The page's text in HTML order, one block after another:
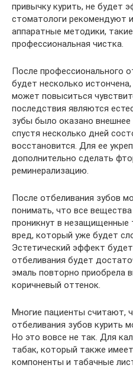
привычку курить, не будет
стоматологи рекомендуют
аппаратные методики,
профессиональная чистка.
После профессионального
будет несколько
может повыситься
последствия являются
зубы было оказано
спустя несколько дней
восстановится. Для ее
дополнительно сделать
реминерализацию.
После отбеливания зубов
понимать, что все
проникнут в незащищенные
вред, который уже будет
Эстетический эффект
отбеливания будет
эмаль повторно приобрела
коричневый оттенок.
Многие пациенты считают,
отбеливания зубов курить
Но это вовсе не так. Для
табак, который также
компоненты и табачные